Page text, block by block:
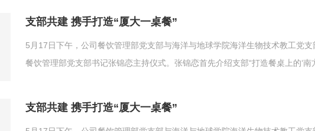
支部共建 携手打造“厦大一桌餐”
5月17日下午，公司餐饮管理部党支部与海洋与地球学院海洋生物技术教工党
餐饮管理部党支部书记张锦恋主持仪式。张锦恋首先介绍支部“打造餐桌上的‘南
支部共建 携手打造“厦大一桌餐”